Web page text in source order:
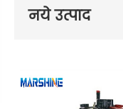
नये उत्पाद